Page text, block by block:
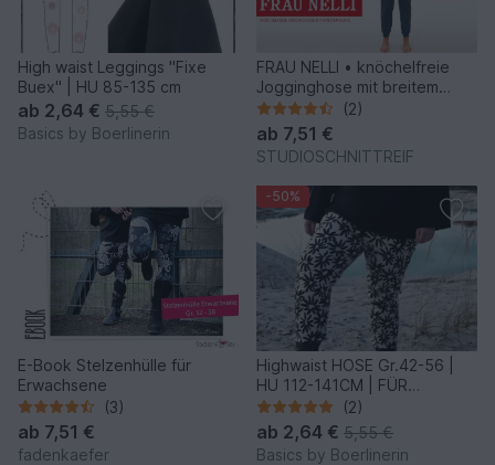
High waist Leggings "Fixe
Buex" | HU 85-135 cm
ab 2,64 € 5,55 €
Basics by Boerlinerin
FRAU NELLI • knöchelfreie
Jogginghose mit breitem
Bund, e-book
(2)
ab 7,51 €
STUDIOSCHNITTREIF
E-Book Stelzenhülle für
Erwachsene
(3)
ab 7,51 €
fadenkaefer
-50%
Highwaist HOSE Gr.42-56 |
HU 112-141CM | FÜR
Webware
(2)
ab 2,64 € 5,55 €
Basics by Boerlinerin